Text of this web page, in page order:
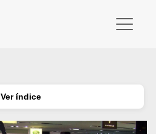
Ver índice